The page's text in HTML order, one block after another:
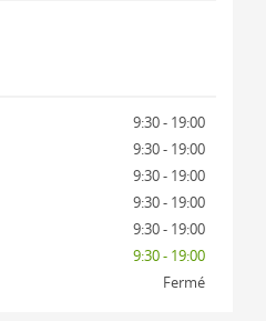
9:30 - 19:00
9:30 - 19:00
9:30 - 19:00
9:30 - 19:00
9:30 - 19:00
9:30 - 19:00
Fermé